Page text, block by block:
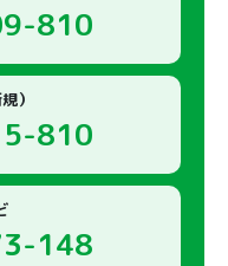
810
）
810
148